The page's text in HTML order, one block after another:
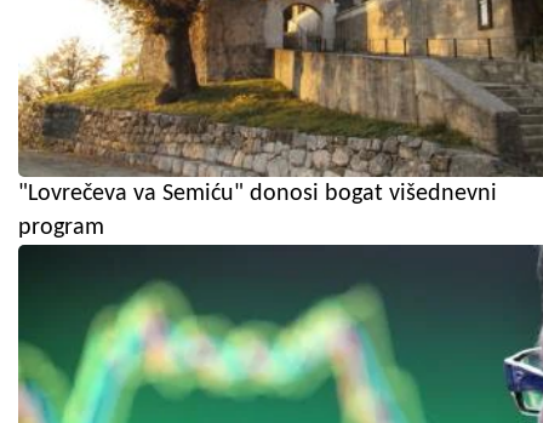
"Lovrečeva va Semiću" donosi bogat višednevni
program